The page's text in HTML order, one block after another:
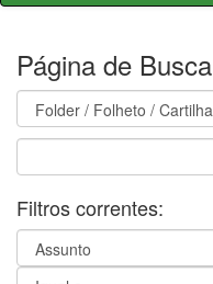
Página de Busca
Filtros correntes: